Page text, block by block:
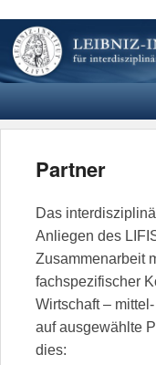
Partner
Das
Anliegen des
Zusammenarbeit
fachspezifischer
Wirtschaft –
auf ausgewählte
dies: